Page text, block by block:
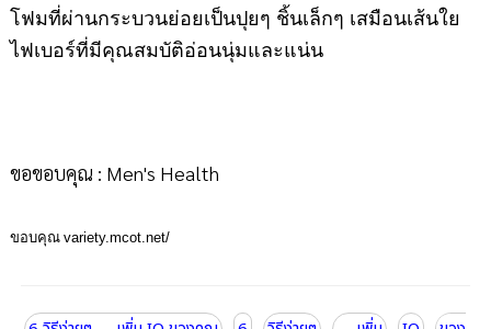
โฟมที่ผ่านกระบวนย่อยเป็นปุยๆ ชิ้นเล็กๆ เสมือนเส้นใย
ไฟเบอร์ที่มีคุณสมบัติอ่อนนุ่มและแน่น
ขอขอบคุณ : Men's Health
ขอบคุณ variety.mcot.net/